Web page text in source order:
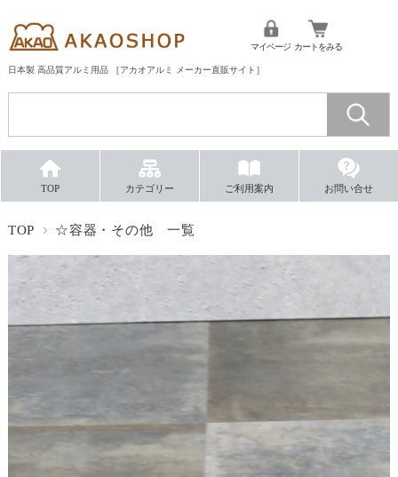
日本製 高品質アルミ用品 ［アカオアルミ メーカー直販サイト］
マイページ カートをみる
TOP カテゴリー ご利用案内 お問い合せ
TOP ☆容器・その他 一覧